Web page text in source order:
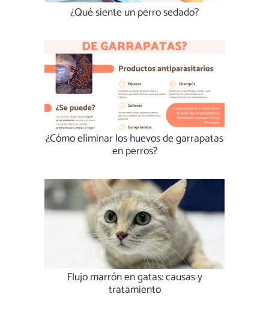
¿Qué siente un perro sedado?
¿Cómo eliminar los huevos de garrapatas
en perros?
Flujo marrón en gatas: causas y
tratamiento